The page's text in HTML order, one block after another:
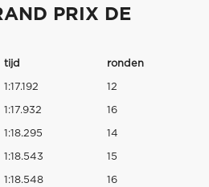
PRIX DE
tijd ronden
1:17.192 12
1:17.932 16
1:18.295 14
1:18.543 15
1:18.548 16